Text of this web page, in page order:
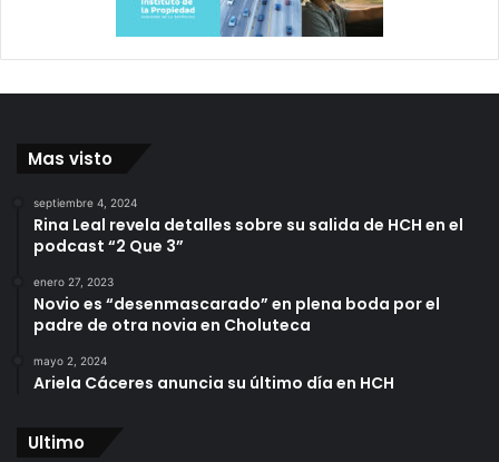
Mas visto
septiembre 4, 2024
Rina Leal revela detalles sobre su salida de HCH en el
podcast “2 Que 3”
enero 27, 2023
Novio es “desenmascarado” en plena boda por el
padre de otra novia en Choluteca
mayo 2, 2024
Ariela Cáceres anuncia su último día en HCH
Ultimo